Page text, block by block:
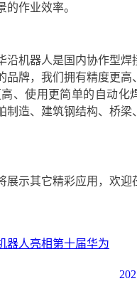
的作业效率。
沿机器人是国内协作型焊
品牌，我们拥有精度更高
、使用更简单的自动化
制造、建筑钢结构、桥梁
展示其它精彩应用，欢迎
器人亮相第十届华为